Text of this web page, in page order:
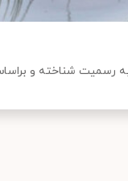
به رسمیت شناخته و